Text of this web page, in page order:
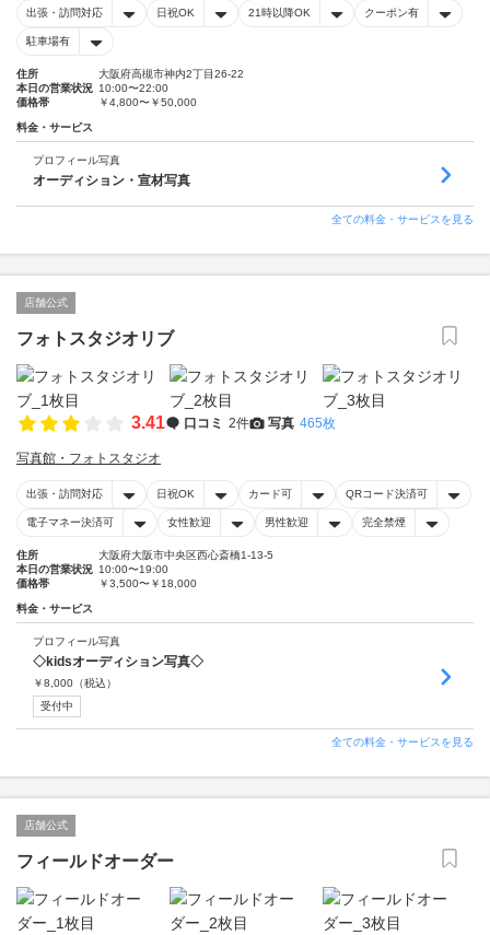
出張・訪問対応 日祝OK 21時以降OK クーポン有
駐車場有
住所
大阪府高槻市神内2丁目26-22
本日の営業状況 10:00〜22:00
価格帯
￥4,800〜￥50,000
料金・サービス
プロフィール写真
オーディション・宣材写真
全ての料金・サービスを見る
店舗公式
フォトスタジオリブ
3.41 口コミ 2件 写真 465枚
写真館・フォトスタジオ
出張・訪問対応 日祝OK カード可 QRコード決済可
電子マネー決済可 女性歓迎 男性歓迎 完全禁煙
住所
大阪府大阪市中央区西心斎橋1-13-5
本日の営業状況 10:00〜19:00
価格帯
￥3,500〜￥18,000
料金・サービス
プロフィール写真
◇kidsオーディション写真◇
￥8,000 （税込）
受付中
全ての料金・サービスを見る
店舗公式
フィールドオーダー